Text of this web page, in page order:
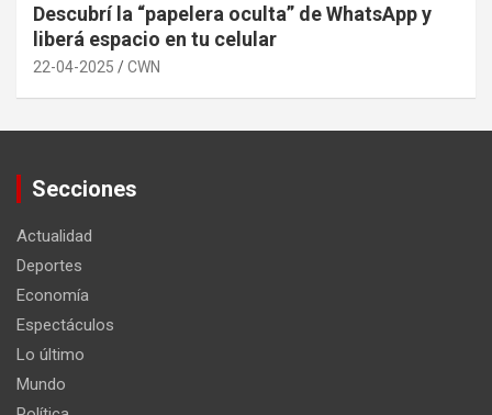
Descubrí la “papelera oculta” de WhatsApp y
liberá espacio en tu celular
22-04-2025 CWN
Secciones
Actualidad
Deportes
Economía
Espectáculos
Lo último
Mundo